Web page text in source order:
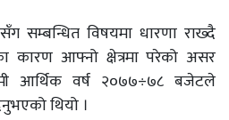
सम्बन्धित विषयमा धारणा राख्दै
कारण आफ्नो क्षेत्रमा परेको असर
आर्थिक वर्ष २०७७÷७८ बजेटले
थियो ।